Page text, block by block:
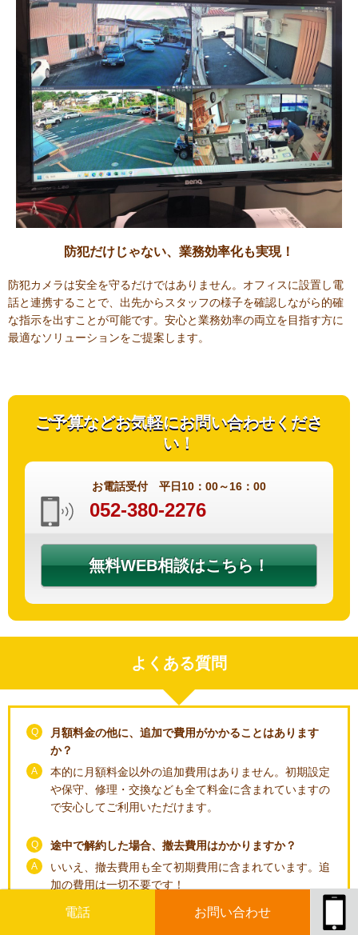
電話 お問い合わせ
防犯だけじゃない、業務効率化も実現！
防犯カメラは安全を守るだけではありません。オフィスに設置し電
話と連携することで、出先からスタッフの様子を確認しながら的確
な指示を出すことが可能です。安心と業務効率の両立を目指す方に
最適なソリューションをご提案します。
ご予算などお気軽にお問い合わせくださ
い！
お電話受付 平日10：00～16：00
052-380-2276
無料WEB相談はこちら！
よくある質問
Q
月額料金の他に、追加で費用がかかることはあります
か？
A
本的に月額料金以外の追加費用はありません。初期設定
や保守、修理・交換なども全て料金に含まれていますの
で安心してご利用いただけます。
Q 途中で解約した場合、撤去費用はかかりますか？
A
いいえ、撤去費用も全て初期費用に含まれています。追
加の費用は一切不要です！
月額4200円～とありますが、どんな場合に料金が変わ